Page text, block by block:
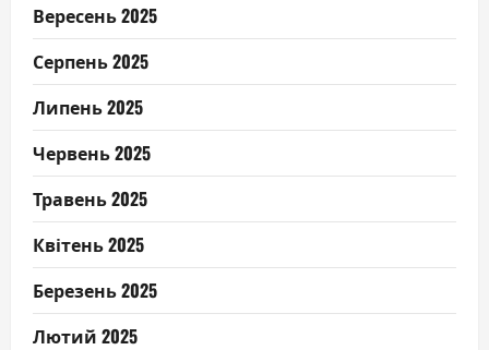
Вересень 2025
Серпень 2025
Липень 2025
Червень 2025
Травень 2025
Квітень 2025
Березень 2025
Лютий 2025